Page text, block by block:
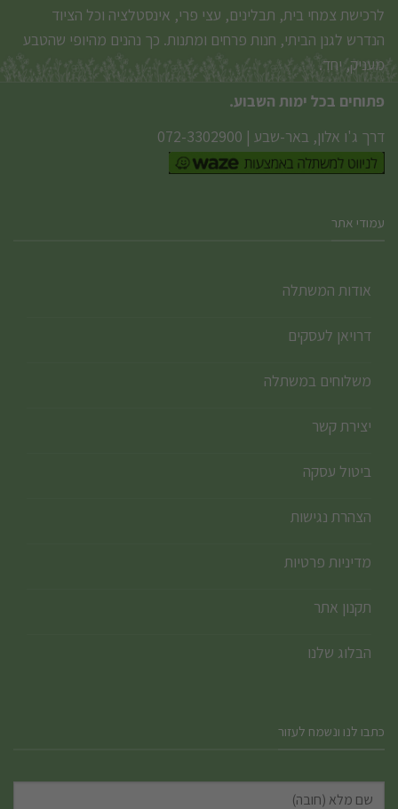
לרכישת צמחי בית, תבלינים, עצי פרי, אינסטלציה וכל הציוד
הנדרש לגנן הביתי, חנות פרחים ומתנות. כך נהנים מהיופי שהטבע
מעניק, יחד.
פתוחים בכל ימות השבוע.
דרך ג'ו אלון, באר-שבע |
072-3302900
עמודי אתר
אודות המשתלה
דרויאן לעסקים
משלוחים במשתלה
יצירת קשר
ביטול עסקה
הצהרת נגישות
מדיניות פרטיות
תקנון אתר
הבלוג שלנו
כתבו לנו ונשמח לעזור